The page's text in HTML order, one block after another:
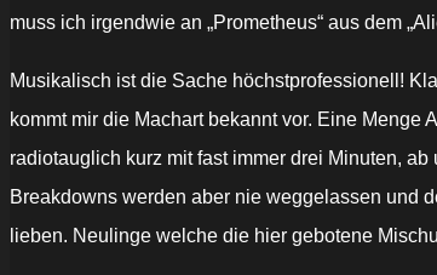
muss ich irgendwie an „Prometheus“ aus dem
Musikalisch ist die Sache höchstprofessionell!
kommt mir die Machart bekannt vor. Eine
radiotauglich kurz mit fast immer drei Minuten,
Breakdowns werden aber nie weggelassen und
lieben. Neulinge welche die hier gebotene